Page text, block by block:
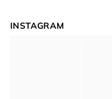
INSTAGRAM